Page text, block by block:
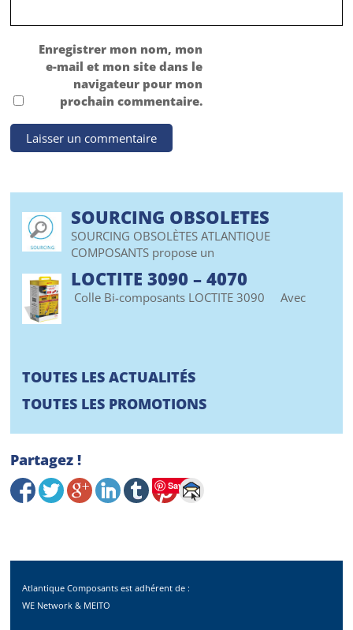
Enregistrer mon nom, mon
e-mail et mon site dans le
navigateur pour mon
prochain commentaire.
SOURCING OBSOLETES
SOURCING OBSOLÈTES ATLANTIQUE
COMPOSANTS propose un
LOCTITE 3090 – 4070
Colle Bi-composants LOCTITE 3090 Avec
TOUTES LES ACTUALITÉS
TOUTES LES PROMOTIONS
Partagez !
Save
Atlantique Composants est adhérent de :
WE Network & MEITO